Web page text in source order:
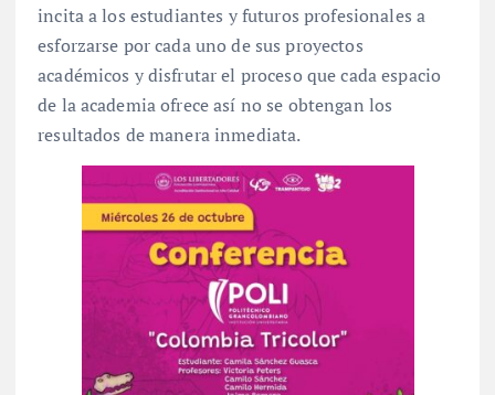
incita a los estudiantes y futuros profesionales a
esforzarse por cada uno de sus proyectos
académicos y disfrutar el proceso que cada espacio
de la academia ofrece así no se obtengan los
resultados de manera inmediata.